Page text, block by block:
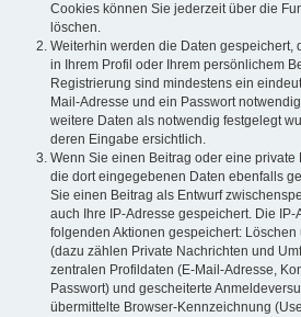
Cookies können Sie jederzeit über die
löschen.
Weiterhin werden die Daten gespeichert,
in Ihrem Profil oder Ihrem persönlichem
Registrierung sind mindestens ein
Mail-Adresse und ein Passwort
weitere Daten als notwendig festgelegt
deren Eingabe ersichtlich.
Wenn Sie einen Beitrag oder eine
die dort eingegebenen Daten ebenfalls
Sie einen Beitrag als Entwurf
auch Ihre IP-Adresse gespeichert. Die
folgenden Aktionen gespeichert:
(dazu zählen Private Nachrichten und
zentralen Profildaten (E-Mail-Adresse,
Passwort) und gescheiterte
übermittelte Browser-Kennzeichnung